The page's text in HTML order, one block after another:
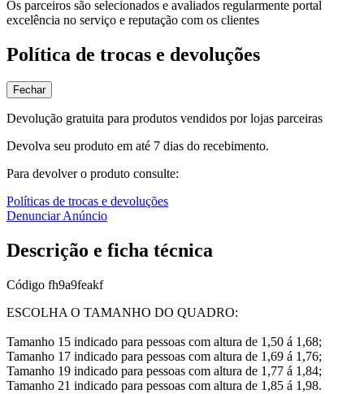
Os parceiros são selecionados e avaliados regularmente portal
excelência no serviço e reputação com os clientes
Política de trocas e devoluções
Fechar
Devolução gratuita para produtos vendidos por lojas parceiras
Devolva seu produto em até 7 dias do recebimento.
Para devolver o produto consulte:
Políticas de trocas e devoluções
Denunciar Anúncio
Descrição e ficha técnica
Código fh9a9feakf
ESCOLHA O TAMANHO DO QUADRO:
Tamanho 15 indicado para pessoas com altura de 1,50 á 1,68;
Tamanho 17 indicado para pessoas com altura de 1,69 á 1,76;
Tamanho 19 indicado para pessoas com altura de 1,77 á 1,84;
Tamanho 21 indicado para pessoas com altura de 1,85 á 1,98.